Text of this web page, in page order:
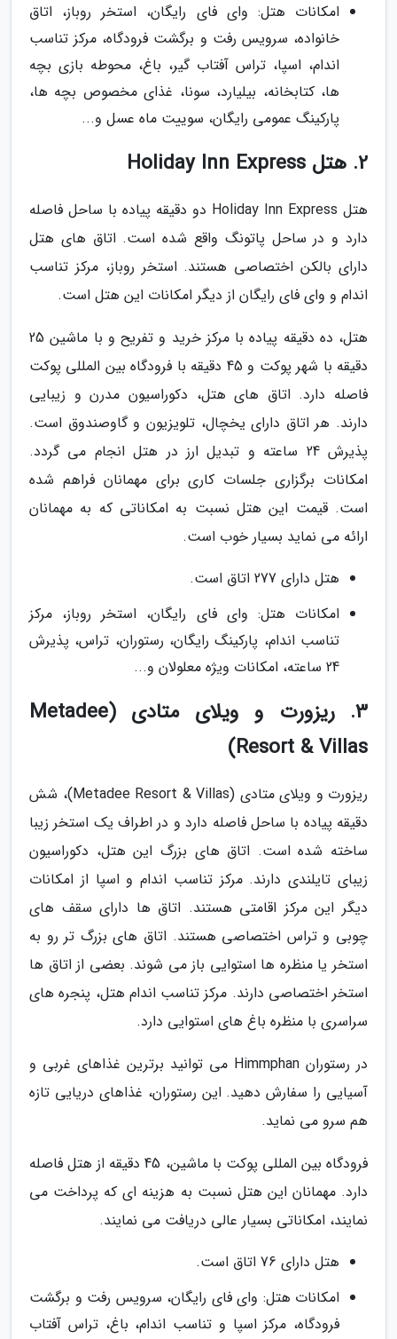
امکانات هتل: وای فای رایگان، استخر روباز، اتاق
خانواده، سرویس رفت و برگشت فرودگاه، مرکز تناسب
اندام، اسپا، تراس آفتاب گیر، باغ، محوطه بازی بچه
ها، کتابخانه، بیلیارد، سونا، غذای مخصوص بچه ها،
پارکینگ عمومی رایگان، سوییت ماه عسل و...
2. هتل Holiday Inn Express
هتل Holiday Inn Express دو دقیقه پیاده با ساحل فاصله
دارد و در ساحل پاتونگ واقع شده است. اتاق های هتل
دارای بالکن اختصاصی هستند. استخر روباز، مرکز تناسب
اندام و وای فای رایگان از دیگر امکانات این هتل است.
هتل، ده دقیقه پیاده با مرکز خرید و تفریح و با ماشین 25
دقیقه با شهر پوکت و 45 دقیقه با فرودگاه بین المللی پوکت
فاصله دارد. اتاق های هتل، دکوراسیون مدرن و زیبایی
دارند. هر اتاق دارای یخچال، تلویزیون و گاوصندوق است.
پذیرش 24 ساعته و تبدیل ارز در هتل انجام می گردد.
امکانات برگزاری جلسات کاری برای مهمانان فراهم شده
است. قیمت این هتل نسبت به امکاناتی که به مهمانان
ارائه می نماید بسیار خوب است.
هتل دارای 277 اتاق است.
امکانات هتل: وای فای رایگان، استخر روباز، مرکز
تناسب اندام، پارکینگ رایگان، رستوران، تراس، پذیرش
24 ساعته، امکانات ویژه معلولان و...
3. ریزورت و ویلای متادی (Metadee
Resort & Villas)
ریزورت و ویلای متادی (Metadee Resort & Villas)، شش
دقیقه پیاده با ساحل فاصله دارد و در اطراف یک استخر زیبا
ساخته شده است. اتاق های بزرگ این هتل، دکوراسیون
زیبای تایلندی دارند. مرکز تناسب اندام و اسپا از امکانات
دیگر این مرکز اقامتی هستند. اتاق ها دارای سقف های
چوبی و تراس اختصاصی هستند. اتاق های بزرگ تر رو به
استخر یا منظره ها استوایی باز می شوند. بعضی از اتاق ها
استخر اختصاصی دارند. مرکز تناسب اندام هتل، پنجره های
سراسری با منظره باغ های استوایی دارد.
در رستوران Himmphan می توانید برترین غذاهای غربی و
آسیایی را سفارش دهید. این رستوران، غذاهای دریایی تازه
هم سرو می نماید.
فرودگاه بین المللی پوکت با ماشین، 45 دقیقه از هتل فاصله
دارد. مهمانان این هتل نسبت به هزینه ای که پرداخت می
نمایند، امکاناتی بسیار عالی دریافت می نمایند.
هتل دارای 76 اتاق است.
امکانات هتل: وای فای رایگان، سرویس رفت و برگشت
فرودگاه، مرکز اسپا و تناسب اندام، باغ، تراس آفتاب